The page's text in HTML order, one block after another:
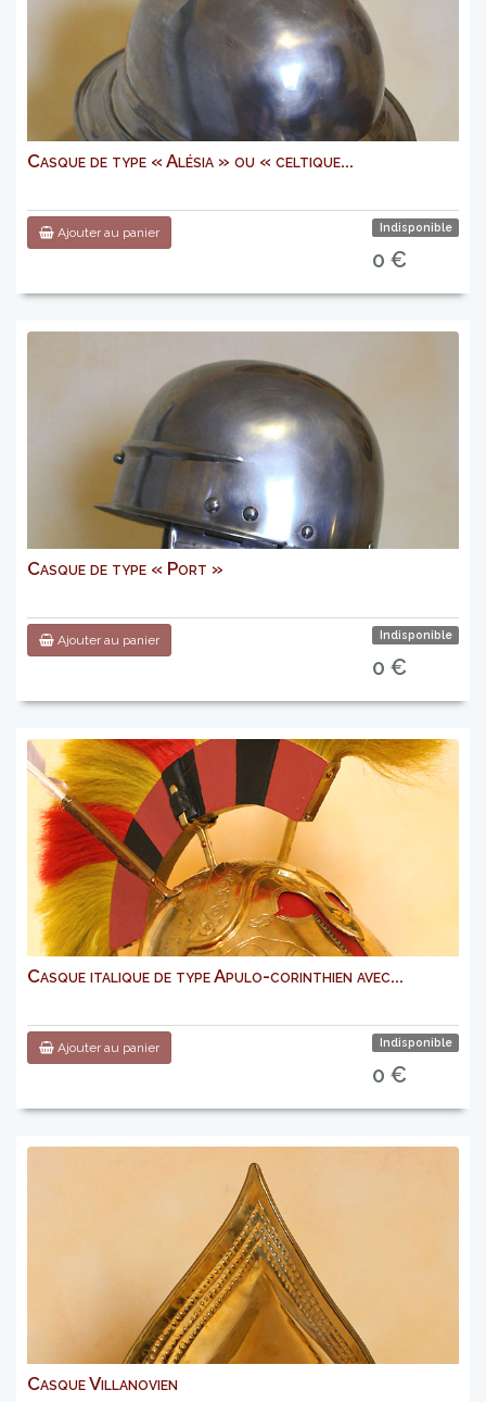
Casque de type « Alésia » ou « celtique...
Ajouter au panier Indisponible
0 €
Casque de type « Port »
Ajouter au panier Indisponible
0 €
Casque italique de type Apulo-corinthien avec...
Ajouter au panier Indisponible
0 €
Casque Villanovien